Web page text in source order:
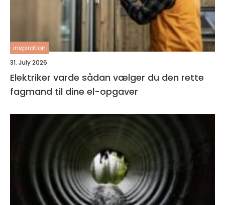
inspiration
31. July 2026
Elektriker varde sådan vælger du den rette
fagmand til dine el-opgaver